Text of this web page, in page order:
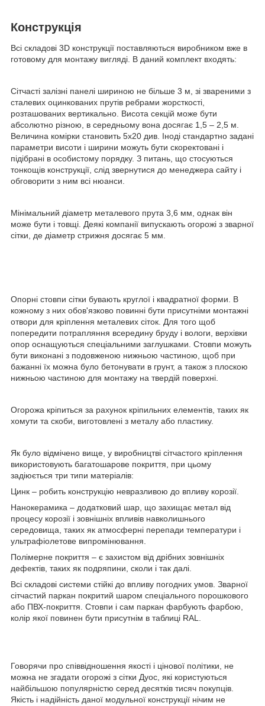
Конструкція
Всі складові 3D конструкції поставляються виробником вже в
готовому для монтажу вигляді. В даний комплект входять:
Сітчасті залізні панелі шириною не більше 3 м, зі звареними з
сталевих оцинкованих прутів ребрами жорсткості,
розташованих вертикально. Висота секцій може бути
абсолютно різною, в середньому вона досягає 1,5 – 2,5 м.
Величина комірки становить 5х20 див. Іноді стандартно задані
параметри висоти і ширини можуть бути скоректовані і
підібрані в особистому порядку. З питань, що стосуються
тонкощів конструкції, слід звернутися до менеджера сайту і
обговорити з ним всі нюанси.
Мінімальний діаметр металевого прута 3,6 мм, однак він
може бути і товщі. Деякі компанії випускають огорожі з зварної
сітки, де діаметр стрижня досягає 5 мм.
Опорні стовпи сітки бувають круглої і квадратної форми. В
кожному з них обов'язково повинні бути присутніми монтажні
отвори для кріплення металевих сіток. Для того щоб
попередити потрапляння всередину бруду і вологи, верхівки
опор оснащуються спеціальними заглушками. Стовпи можуть
бути виконані з подовженою нижньою частиною, щоб при
бажанні їх можна було бетонувати в грунт, а також з плоскою
нижньою частиною для монтажу на твердій поверхні.
Огорожа кріпиться за рахунок кріпильних елементів, таких як
хомути та скоби, виготовлені з металу або пластику.
Як було відмічено вище, у виробництві сітчастого кріплення
використовують багатошарове покриття, при цьому
задіюється три типи матеріалів:
Цинк – робить конструкцію невразливою до впливу корозії.
Нанокерамика – додатковий шар, що захищає метал від
процесу корозії і зовнішніх впливів навколишнього
середовища, таких як атмосферні перепади температури і
ультрафіолетове випромінювання.
Полімерне покриття – є захистом від дрібних зовнішніх
дефектів, таких як подряпини, сколи і так далі.
Всі складові системи стійкі до впливу погодних умов. Зварної
сітчастий паркан покритий шаром спеціального порошкового
або ПВХ-покриття. Стовпи і сам паркан фарбують фарбою,
колір якої повинен бути присутнім в таблиці RAL.
Говорячи про співвідношення якості і цінової політики, не
можна не згадати огорожі з сітки Дуос, які користуються
найбільшою популярністю серед десятків тисяч покупців.
Якість і надійність даної модульної конструкції нічим не